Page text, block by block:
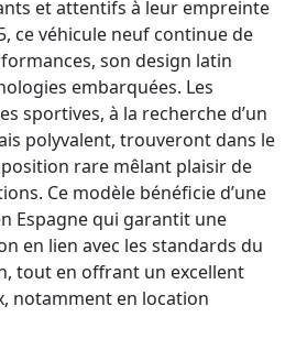
et attentifs à leur empreinte
ce véhicule neuf continue de
son design latin
embarquées. Les
sportives, à la recherche d’un
polyvalent, trouveront dans le
rare mêlant plaisir de
Ce modèle bénéficie d’une
Espagne qui garantit une
en lien avec les standards du
tout en offrant un excellent
notamment en location